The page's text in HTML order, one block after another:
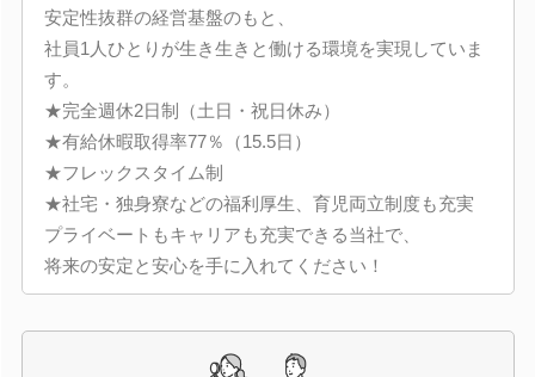
安定性抜群の経営基盤のもと、
社員1人ひとりが生き生きと働ける環境を実現していま
す。
★完全週休2日制（土日・祝日休み）
★有給休暇取得率77％（15.5日）
★フレックスタイム制
★社宅・独身寮などの福利厚生、育児両立制度も充実
プライベートもキャリアも充実できる当社で、
将来の安定と安心を手に入れてください！